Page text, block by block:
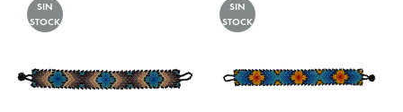
SIN
STOCK
SIN
STOCK